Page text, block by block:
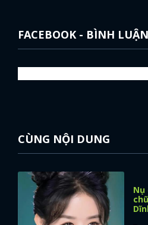
FACEBOOK - BÌNH LUẬN
CÙNG NỘI DUNG